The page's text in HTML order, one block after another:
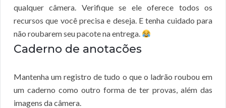
qualquer câmera. Verifique se ele oferece todos os
recursos que você precisa e deseja. E tenha cuidado para
não roubarem seu pacote na entrega.
Caderno de anotacões
Mantenha um registro de tudo o que o ladrão roubou em
um caderno como outro forma de ter provas, além das
imagens da câmera.